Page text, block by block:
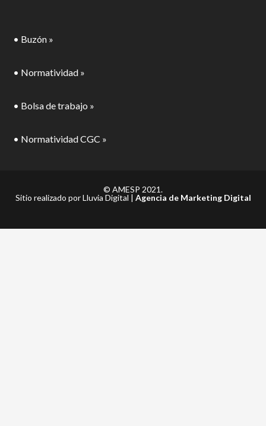
• Buzón »
• Normatividad »
• Bolsa de trabajo »
• Normatividad CGC »
© AMESP 2021.
Sitio realizado por Lluvia Digital | Agencia de Marketing Digital